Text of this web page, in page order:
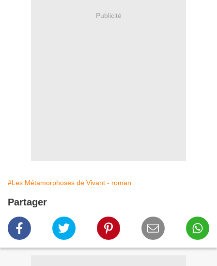
Publicité
#Les Métamorphoses de Vivant - roman
Partager